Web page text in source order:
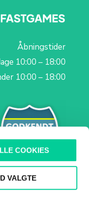
COOKIES
VALGTE
Åbningstider
10:00 – 18:00
10:00 – 18:00